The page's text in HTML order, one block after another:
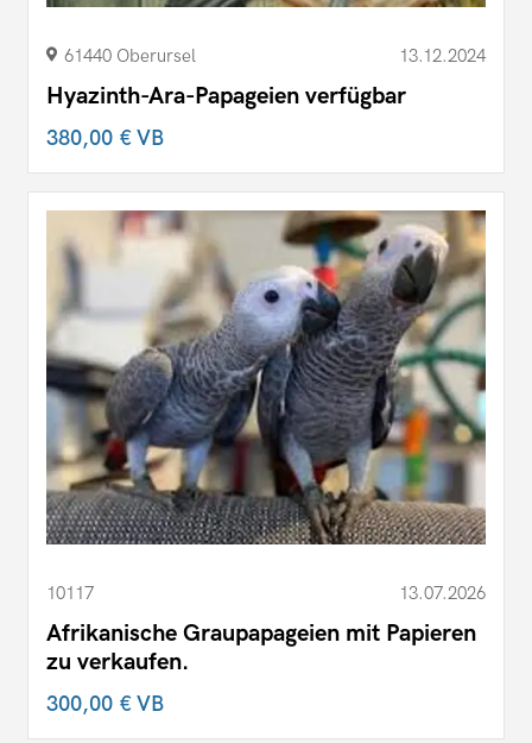
61440 Oberursel 13.12.2024
Hyazinth-Ara-Papageien verfügbar
380,00 €VB
10117 13.07.2026
Afrikanische Graupapageien mit Papieren
zu verkaufen.
300,00 €VB